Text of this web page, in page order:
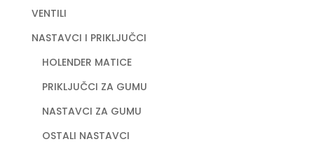
VENTILI
NASTAVCI I PRIKLJUČCI
HOLENDER MATICE
PRIKLJUČCI ZA GUMU
NASTAVCI ZA GUMU
OSTALI NASTAVCI